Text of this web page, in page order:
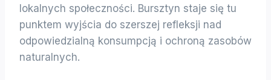
lokalnych społeczności. Bursztyn staje się tu
punktem wyjścia do szerszej refleksji nad
odpowiedzialną konsumpcją i ochroną zasobów
naturalnych.